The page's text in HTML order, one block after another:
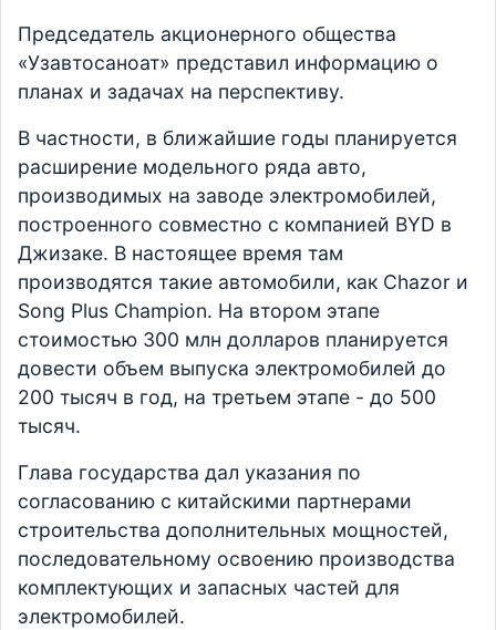
Председатель акционерного общества
«Узавтосаноат» представил информацию о
планах и задачах на перспективу.
В частности, в ближайшие годы планируется
расширение модельного ряда авто,
производимых на заводе электромобилей,
построенного совместно с компанией BYD в
Джизаке. В настоящее время там
производятся такие автомобили, как Chazor и
Song Plus Champion. На втором этапе
стоимостью 300 млн долларов планируется
довести объем выпуска электромобилей до
200 тысяч в год, на третьем этапе - до 500
тысяч.
Глава государства дал указания по
согласованию с китайскими партнерами
строительства дополнительных мощностей,
последовательному освоению производства
комплектующих и запасных частей для
электромобилей.